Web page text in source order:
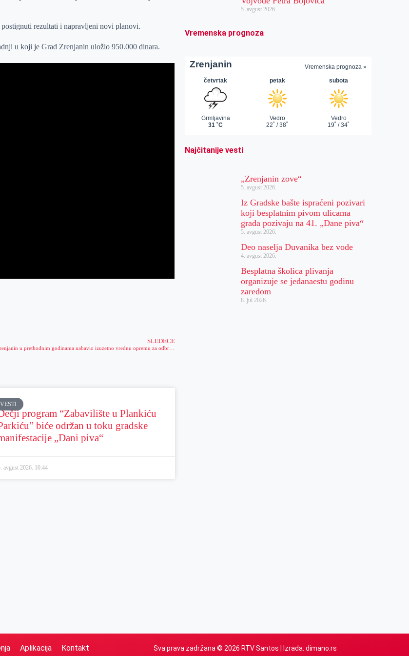
rezultati i napravljeni novi planovi.
u koji je Grad Zrenjanin uložio 950.000 dinara.
SLEDEĆE
Grad Zrenjanin u prethodnim godinama nabavio izuzetno vrednu opremu za odbranu u vanrednim situacijama
VESTI
program “Zabavilište u Plankiću
biće održan u toku gradske
„Dani piva“
avgust 2026. 10:44
5. avgust 2026.
Vremenska prognoza
Najčitanije vesti
„Zrenjanin zove“
5. avgust 2026.
Iz Gradske bašte ispraćeni pozivari
koji besplatnim pivom ulicama
grada pozivaju na 41. „Dane piva“
5. avgust 2026.
Deo naselja Duvanika bez vode
4. avgust 2026.
Besplatna školica plivanja
organizuje se jedanaestu godinu
zaredom
8. jul 2026.
Aplikacija Kontakt Sva prava zadržana © 2026 RTV Santos | Izrada: dimano.rs